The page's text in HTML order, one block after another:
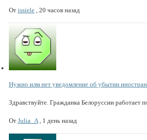
От issiele 20 часов назад
Нужно илм нет уведомление об убытии
Здравствуйте. Гражданка Белоруссии работает
От Julia_A 1 день назад